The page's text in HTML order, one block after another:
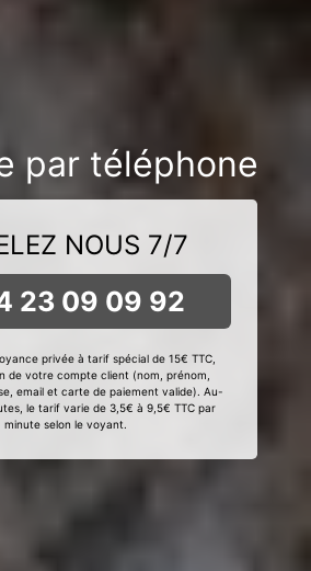
par téléphone
NOUS 7/7
23 09 09 92
privée à tarif spécial de 15€ TTC,
de votre compte client (nom, prénom,
email et carte de paiement valide). Au-
le tarif varie de 3,5€ à 9,5€ TTC par
minute selon le voyant.